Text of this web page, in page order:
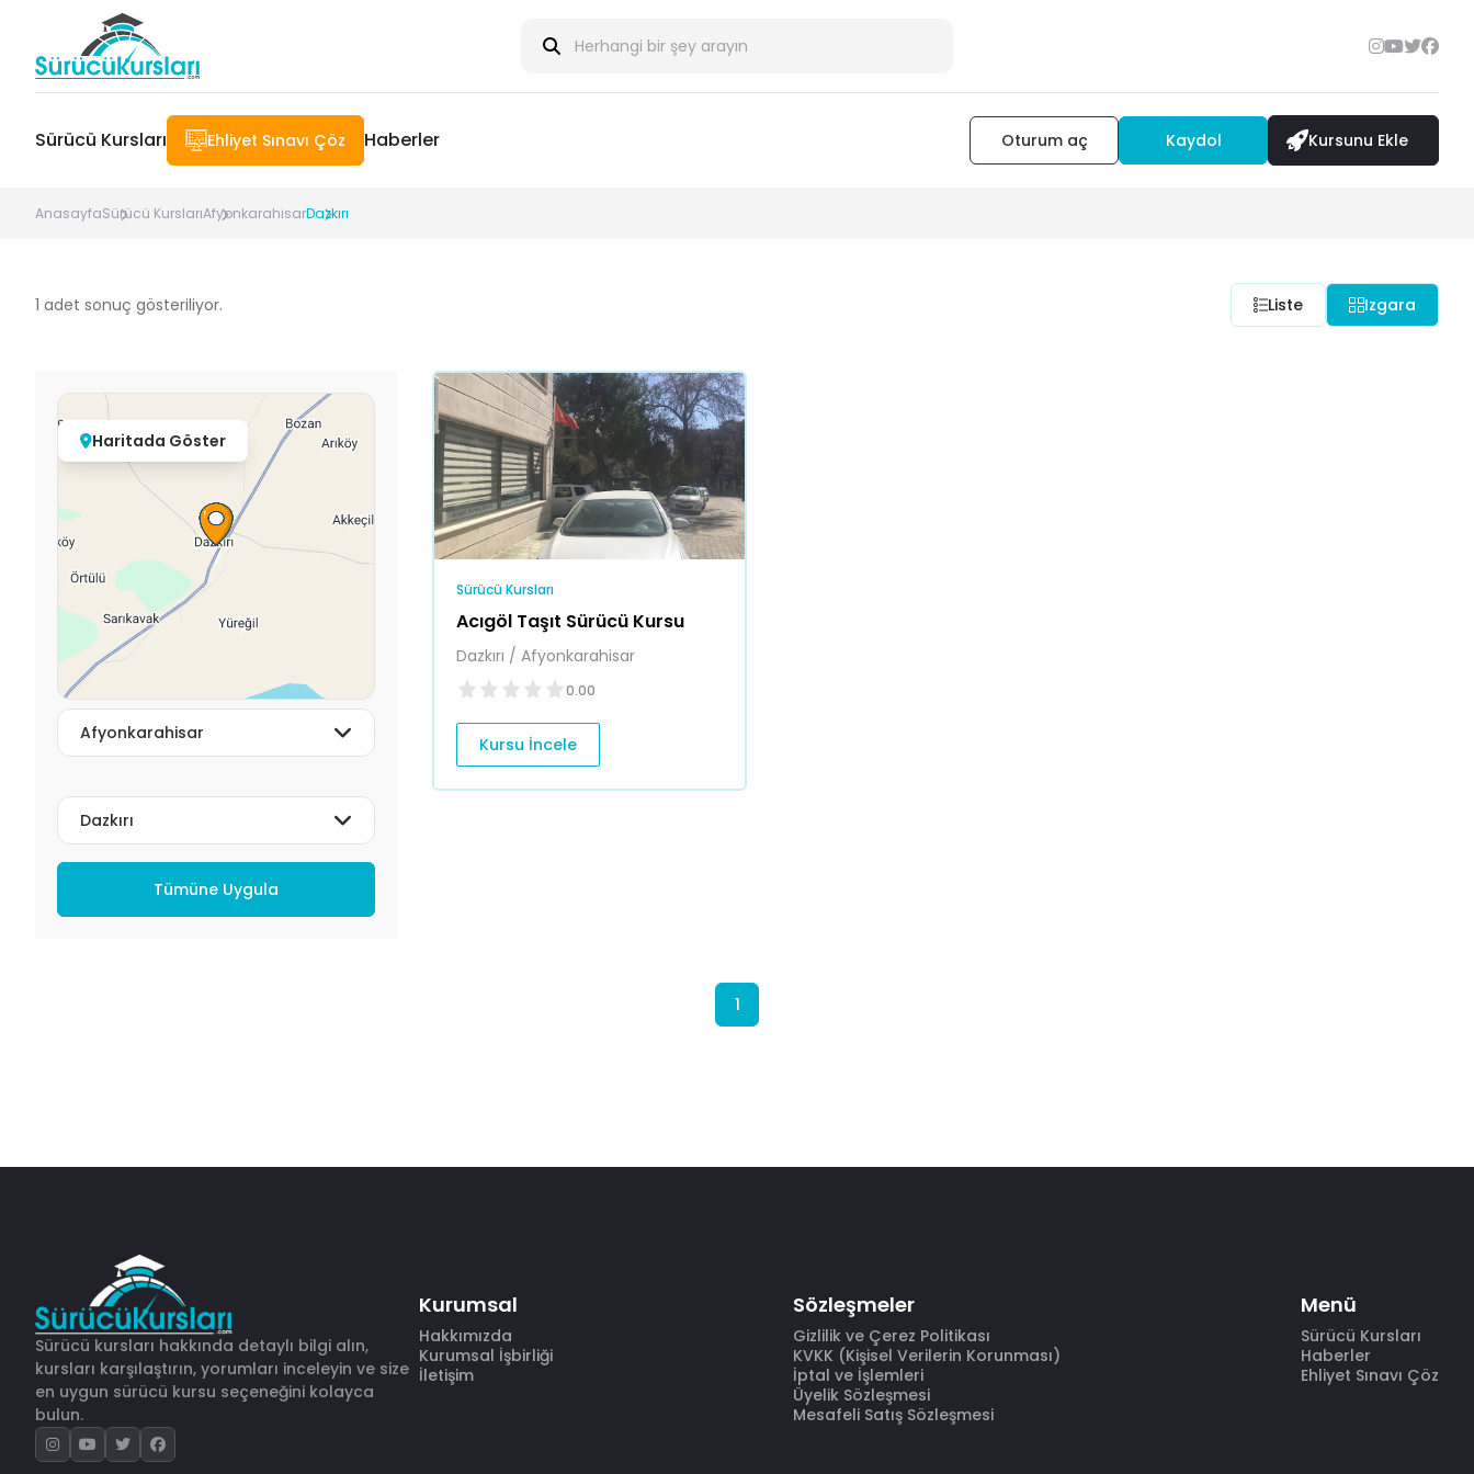
Sürücü Kursları Ehliyet Sınavı Çöz Haberler Oturum aç Kaydol Kursunu Ekle
AnasayfaSürücü KurslarıAfyonkarahisarDazkırı
1 adet sonuç gösteriliyor. Liste Izgara
Haritada Göster
Tümüne Uygula
Sürücü Kursları
Acıgöl Taşıt Sürücü Kursu
Dazkırı / Afyonkarahisar
0.00
Kursu İncele
1
Sürücü kursları hakkında detaylı bilgi alın,
kursları karşılaştırın, yorumları inceleyin ve size
en uygun sürücü kursu seçeneğini kolayca
bulun.
Kurumsal
Hakkımızda
Kurumsal İşbirliği
İletişim
Sözleşmeler
Gizlilik ve Çerez Politikası
KVKK (Kişisel Verilerin Korunması)
İptal ve İşlemleri
Üyelik Sözleşmesi
Mesafeli Satış Sözleşmesi
Menü
Sürücü Kursları
Haberler
Ehliyet Sınavı Çöz